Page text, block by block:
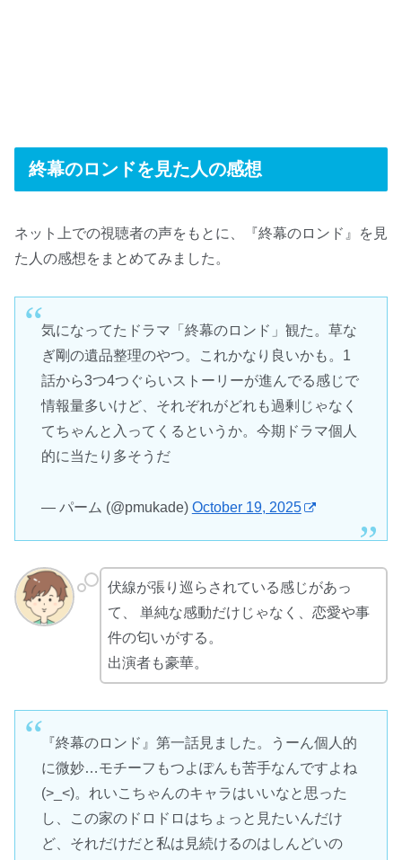
終幕のロンドを見た人の感想
ネット上での視聴者の声をもとに、『終幕のロンド』を見
た人の感想をまとめてみました。
気になってたドラマ「終幕のロンド」観た。草な
ぎ剛の遺品整理のやつ。これかなり良いかも。1
話から3つ4つぐらいストーリーが進んでる感じで
情報量多いけど、それぞれがどれも過剰じゃなく
てちゃんと入ってくるというか。今期ドラマ個人
的に当たり多そうだ
— パーム (@pmukade) October 19, 2025
伏線が張り巡らされている感じがあっ
て、 単純な感動だけじゃなく、恋愛や事
件の匂いがする。
出演者も豪華。
『終幕のロンド』第一話見ました。うーん個人的
に微妙…モチーフもつよぽんも苦手なんですよね
(>_<)。れいこちゃんのキャラはいいなと思った
し、この家のドロドロはちょっと見たいんだけ
ど、それだけだと私は見続けるのはしんどいの